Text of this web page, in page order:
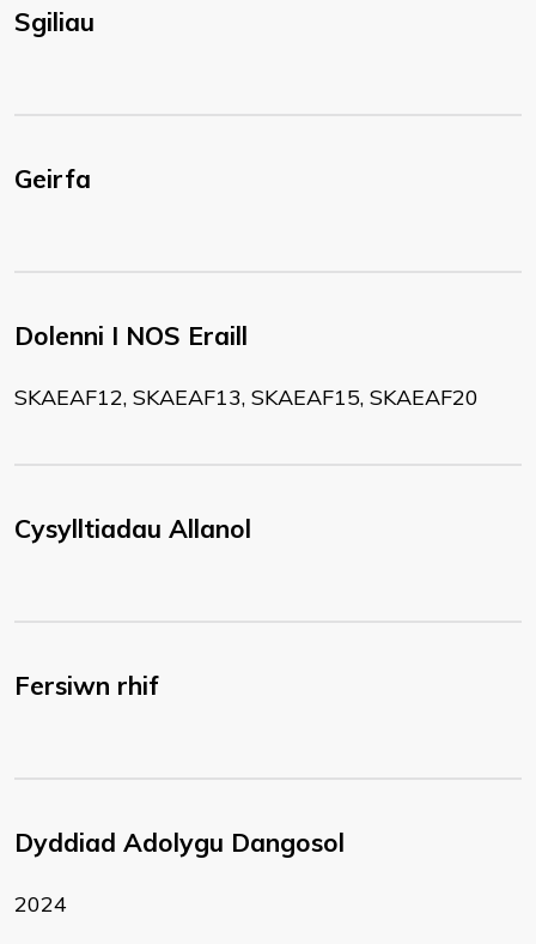
Sgiliau
Geirfa
Dolenni I NOS Eraill
​SKAEAF12, SKAEAF13, SKAEAF15, SKAEAF20
Cysylltiadau Allanol
Fersiwn rhif
Dyddiad Adolygu Dangosol
2024